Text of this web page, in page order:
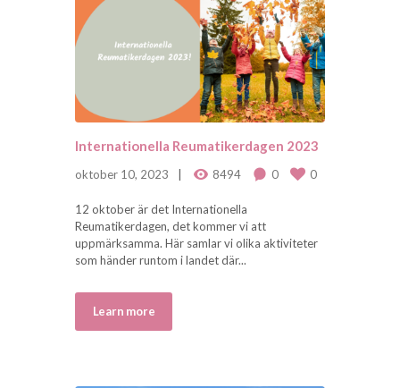
Internationella Reumatikerdagen 2023
oktober 10, 2023 8494 0 0
12 oktober är det Internationella
Reumatikerdagen, det kommer vi att
uppmärksamma. Här samlar vi olika aktiviteter
som händer runtom i landet där...
Learn more